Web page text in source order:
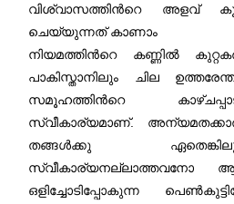
വിശ്വാസത്തിന്‍റെ അളവ്
ചെയ്യുന്നത് കാണാം
നിയമത്തിന്‍റെ കണ്ണില്‍
പാകിസ്താനിലും ചില
സമൂഹത്തിന്‍റെ
സ്വീകാര്യമാണ്.
തങ്ങൾക്കു
സ്വീകാര്യനല്ലാത്തവനോ
ഒളിച്ചോടിപ്പോകുന്ന